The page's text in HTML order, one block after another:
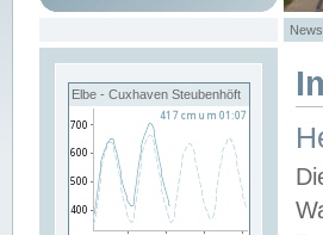
Elbe - Cuxhaven Steubenhöft